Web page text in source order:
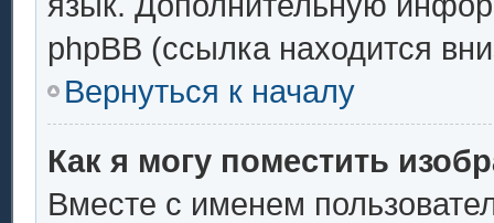
phpBB (ссылка находится
Вернуться к началу
Как я могу поместить
Вместе с именем